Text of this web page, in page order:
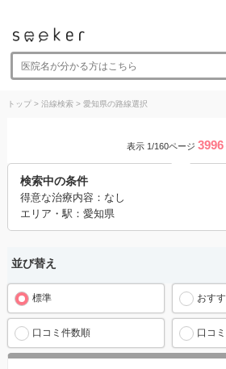
トップ> 沿線検索> 愛知県の路線選択
表示 1/160ページ 3996
検索中の条件
得意な治療内容：なし
エリア・駅：愛知県
並び替え
標準 おす
口コミ件数順 口コ